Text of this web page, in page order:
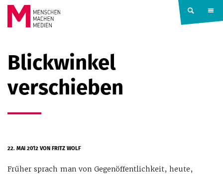
Springe zum Inhalt
MACHEN
MEDIEN
Blickwinkel
verschieben
22. MAI 2012VON FRITZ WOLF
Früher sprach man von Gegenöffentlichkeit, heute,